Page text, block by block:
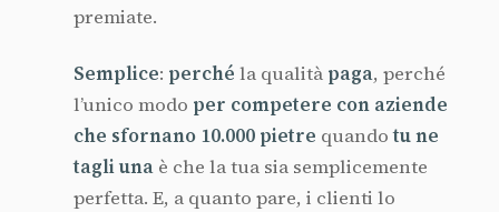
premiate.
Semplice: perché la qualità paga, perché
l’unico modo per competere con aziende
che sfornano 10.000 pietre quandotu ne
tagli unaè che la tua sia semplicemente
perfetta. E, a quanto pare, i clienti lo